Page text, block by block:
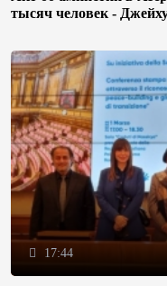
тысяч человек -
17:44